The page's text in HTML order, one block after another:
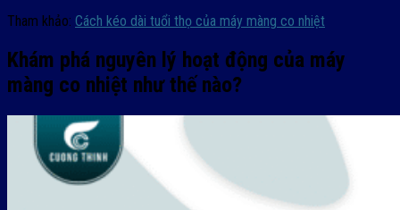
Tham khảo: Cách kéo dài tuổi thọ của máy màng co nhiệt
Khám phá nguyên lý hoạt động của máy
màng co nhiệt như thế nào?